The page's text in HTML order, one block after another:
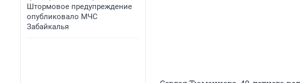
Штормовое предупреждение
опубликовало МЧС
Забайкалья